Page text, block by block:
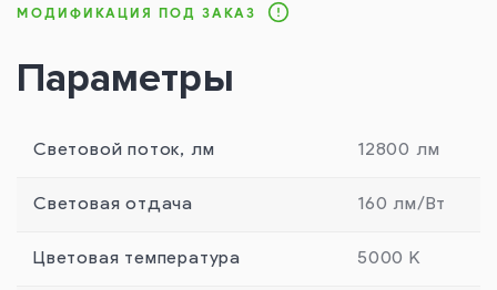
МОДИФИКАЦИЯ ПОД ЗАКАЗ
Параметры
Световой поток, лм 12800 лм
Световая отдача 160 лм/Вт
Цветовая температура 5000 К